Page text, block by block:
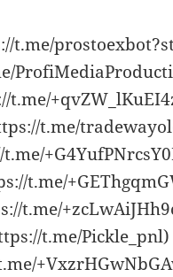
t.me/
t.me/
t.me/
t.me/
t.me/
t.me/Pickle_pnl)